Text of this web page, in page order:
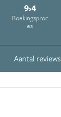
9,4
Boekingsproc
es
Aantal